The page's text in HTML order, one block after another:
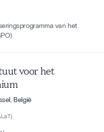
van het
voor het
België